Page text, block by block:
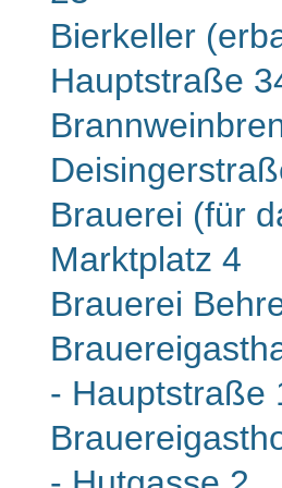
Bierkeller
Hauptstraße
Brauerei (für
Marktplatz 4
Brauerei
- Hauptstraße